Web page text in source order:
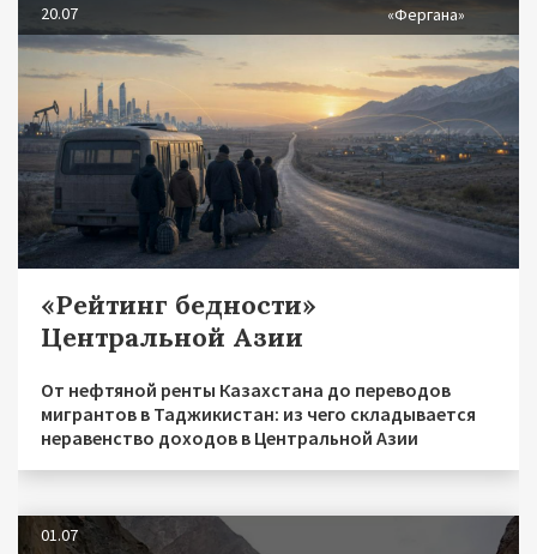
20.07 «Фергана»
«Рейтинг бедности»
Центральной Азии
От нефтяной ренты Казахстана до переводов
мигрантов в Таджикистан: из чего складывается
неравенство доходов в Центральной Азии
01.07